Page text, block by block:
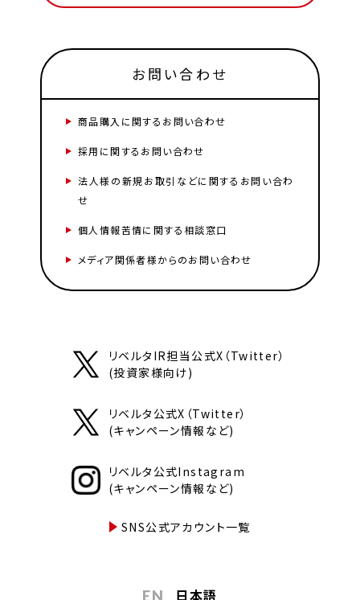
お問い合わせ
商品購入に関するお問い合わせ
採用に関するお問い合わせ
法人様の新規お取引などに関するお問い合わ
せ
個人情報苦情に関する相談窓口
メディア関係者様からのお問い合わせ
リベルタIR担当公式X（Twitter）
(投資家様向け)
リベルタ公式X（Twitter）
(キャンペーン情報など)
リベルタ公式Instagram
(キャンペーン情報など)
SNS公式アカウント一覧
EN 日本語